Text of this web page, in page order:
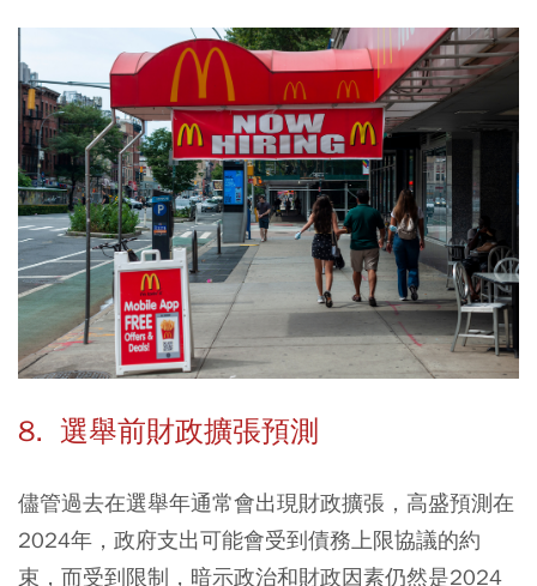
8. 選舉前財政擴張預測
儘管過去在選舉年通常會出現財政擴張，高盛預測在
2024年，政府支出可能會受到債務上限協議的約
束，而受到限制，暗示政治和財政因素仍然是2024